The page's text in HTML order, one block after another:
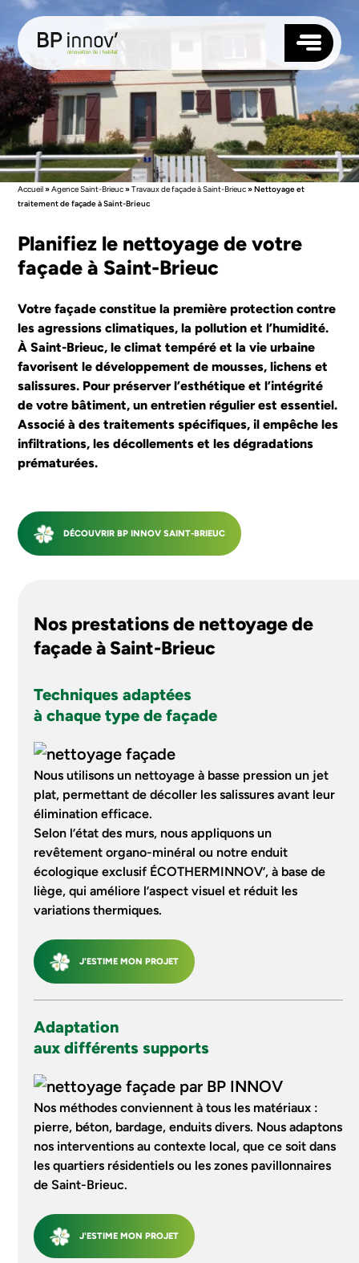
TOITURE
FAÇADE
ISOLATION
MENUISERIES
RENNES
NANTES
LORIENT
SAUMUR
VANNES
SAINT-BRIEUC
SAINT NAZAIRE
QUI SOMMES-NOUS ?
RÉALISATIONS
BLOG
SUIVEZ-NOUS
J'ESTIME MON PROJET
Accueil»Agence Saint-Brieuc»Travaux de façade à Saint-Brieuc»Nettoyage et
traitement de façade à Saint-Brieuc
Planifiez le nettoyage de votre
façade à Saint-Brieuc
Votre façade constitue la première protection contre
les agressions climatiques, la pollution et l’humidité.
À Saint-Brieuc, le climat tempéré et la vie urbaine
favorisent le développement de mousses, lichens et
salissures. Pour préserver l’esthétique et l’intégrité
de votre bâtiment, un entretien régulier est essentiel.
Associé à des traitements spécifiques, il empêche les
infiltrations, les décollements et les dégradations
prématurées.
DÉCOUVRIR BP INNOV SAINT-BRIEUC
Nos prestations de nettoyage de
façade à Saint-Brieuc
Techniques adaptées
à chaque type de façade
Nous utilisons un nettoyage à basse pression un jet
plat, permettant de décoller les salissures avant leur
élimination efficace.
Selon l’état des murs, nous appliquons un
revêtement organo-minéral ou notre enduit
écologique exclusif ÉCOTHERMINNOV’, à base de
liège, qui améliore l’aspect visuel et réduit les
variations thermiques.
J'ESTIME MON PROJET
Adaptation
aux différents supports
Nos méthodes conviennent à tous les matériaux :
pierre, béton, bardage, enduits divers. Nous adaptons
nos interventions au contexte local, que ce soit dans
les quartiers résidentiels ou les zones pavillonnaires
de Saint-Brieuc.
J'ESTIME MON PROJET